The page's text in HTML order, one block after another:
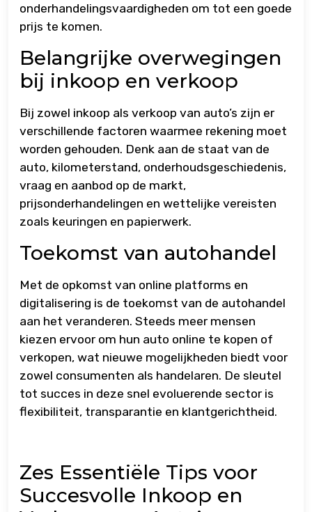
onderhandelingsvaardigheden om tot een goede
prijs te komen.
Belangrijke overwegingen
bij inkoop en verkoop
Bij zowel inkoop als verkoop van auto’s zijn er
verschillende factoren waarmee rekening moet
worden gehouden. Denk aan de staat van de
auto, kilometerstand, onderhoudsgeschiedenis,
vraag en aanbod op de markt,
prijsonderhandelingen en wettelijke vereisten
zoals keuringen en papierwerk.
Toekomst van autohandel
Met de opkomst van online platforms en
digitalisering is de toekomst van de autohandel
aan het veranderen. Steeds meer mensen
kiezen ervoor om hun auto online te kopen of
verkopen, wat nieuwe mogelijkheden biedt voor
zowel consumenten als handelaren. De sleutel
tot succes in deze snel evoluerende sector is
flexibiliteit, transparantie en klantgerichtheid.
Zes Essentiële Tips voor
Succesvolle Inkoop en